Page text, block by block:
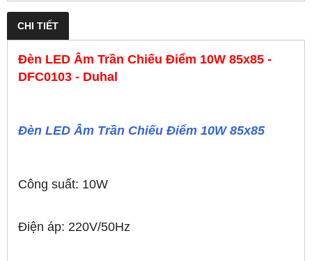
CHI TIẾT
Đèn LED Âm Trần Chiếu Điểm 10W 85x85 -
DFC0103 - Duhal
Đèn LED Âm Trần Chiếu Điểm 10W 85x85
Công suất: 10W
Điện áp: 220V/50Hz